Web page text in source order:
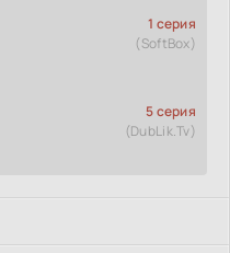
1 серия
(SoftBox)
5 серия
(DubLik.Tv)